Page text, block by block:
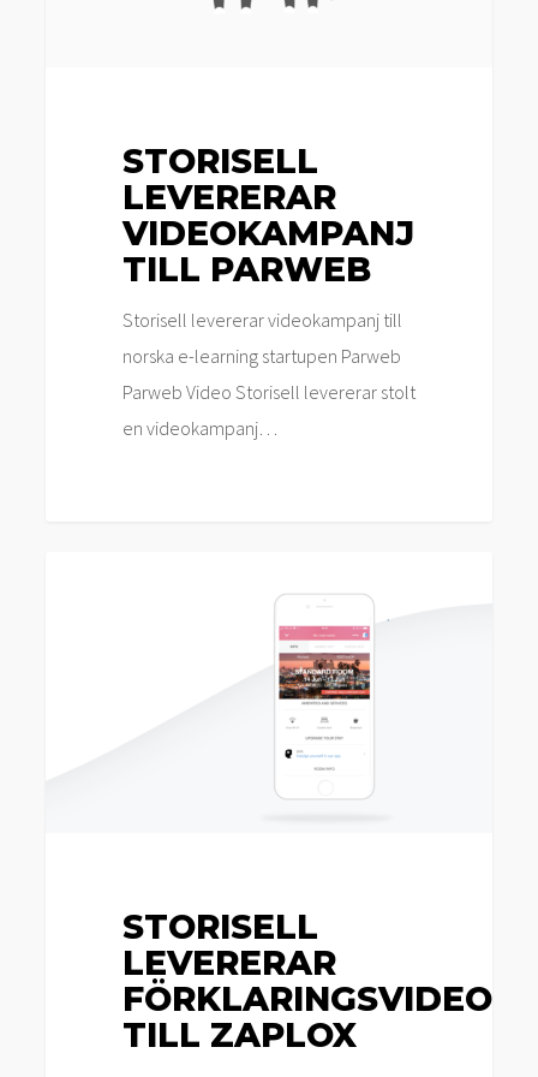
STORISELL
LEVERERAR
VIDEOKAMPANJ
TILL PARWEB
Storisell levererar videokampanj till
norska e-learning startupen Parweb
Parweb Video Storisell levererar stolt
en videokampanj…
STORISELL
LEVERERAR
FÖRKLARINGSVIDEO
TILL ZAPLOX